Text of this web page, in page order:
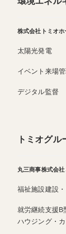
株式会社トミオ
太陽光発電
イベント来場
デジタル監督
トミオグル
丸三商事株式会社
福祉施設建設
就労継続支援
ハウジング・